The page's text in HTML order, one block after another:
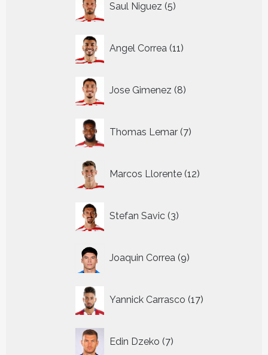
Saul Niguez 5
producten
Angel Correa 11
producten
Jose Gimenez 8
producten
Thomas Lemar 7
producten
Marcos Llorente 12
producten
Stefan Savic 3
producten
Joaquin Correa 9
producten
Yannick Carrasco 17
producten
Edin Dzeko 7
producten